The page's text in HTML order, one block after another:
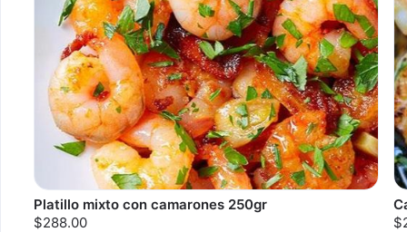
Platillo mixto con camarones 250gr
$288.00